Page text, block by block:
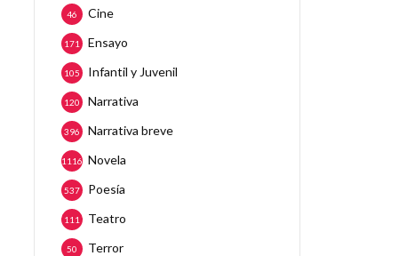
Cine
46
Ensayo
171
Infantil y Juvenil
105
Narrativa
120
Narrativa breve
396
Novela
1116
Poesía
537
Teatro
111
Terror
50